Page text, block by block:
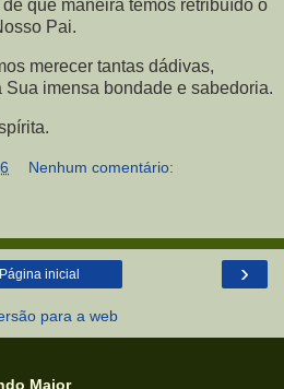
que maneira temos retribuído o
Pai.
merecer tantas dádivas,
imensa bondade e sabedoria.
Nenhum comentário:
›
Página inicial
para a web
Maior